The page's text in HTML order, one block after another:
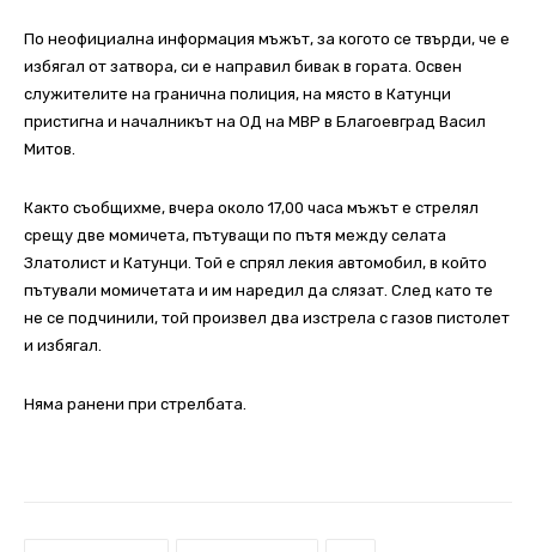
По неофициална информация мъжът, за когото се твърди, че е
избягал от затвора, си е направил бивак в гората. Освен
служителите на гранична полиция, на място в Катунци
пристигна и началникът на ОД на МВР в Благоевград Васил
Митов.
Както съобщихме, вчера около 17,00 часа мъжът е стрелял
срещу две момичета, пътуващи по пътя между селата
Златолист и Катунци. Той е спрял лекия автомобил, в който
пътували момичетата и им наредил да слязат. След като те
не се подчинили, той произвел два изстрела с газов пистолет
и избягал.
Няма ранени при стрелбата.